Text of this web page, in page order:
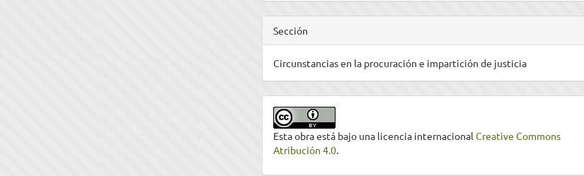
Sección
Circunstancias en la procuración e impartición de justicia
Esta obra está bajo una licencia internacionalCreative Commons
Atribución 4.0.